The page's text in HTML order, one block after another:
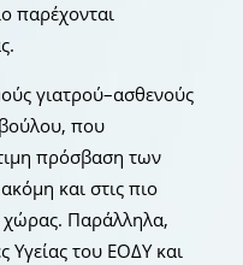
παρέχονται
γιατρού–ασθενούς
που
πρόσβαση των
και στις πιο
χώρας. Παράλληλα,
Υγείας του ΕΟΔΥ και